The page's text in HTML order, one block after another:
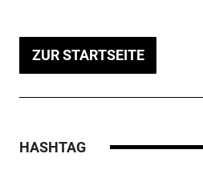
ZUR STARTSEITE
HASHTAG